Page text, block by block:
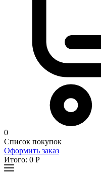
0
Список покупок
Оформить заказ
Итого: 0 Р